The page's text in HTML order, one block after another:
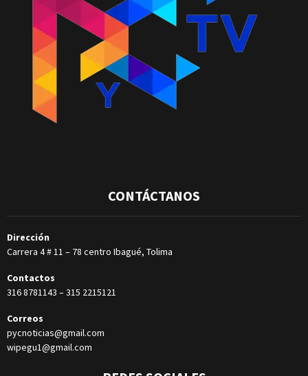
CONTÁCTANOS
Dirección
Carrera 4 # 11 – 78 centro Ibagué, Tolima
Contactos
316 8781143 –315 2215121
Correos
pycnoticias@gmail.com
wipegu1@gmail.com